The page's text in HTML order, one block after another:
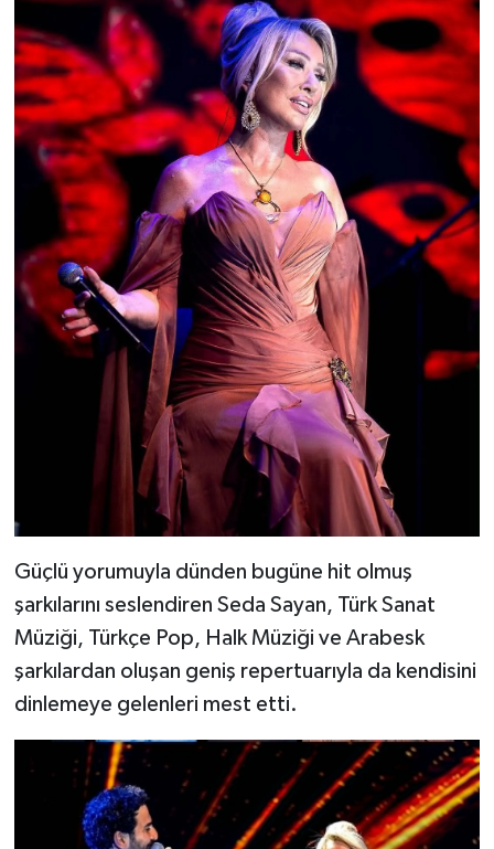
Güçlü yorumuyla dünden bugüne hit olmuş
şarkılarını seslendiren Seda Sayan, Türk Sanat
Müziği, Türkçe Pop, Halk Müziği ve Arabesk
şarkılardan oluşan geniş repertuarıyla da kendisini
dinlemeye gelenleri mest etti.